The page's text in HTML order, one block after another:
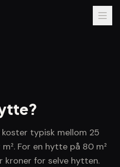
?
typisk mellom 25
For en hytte på 80 m²
for selve hytten.